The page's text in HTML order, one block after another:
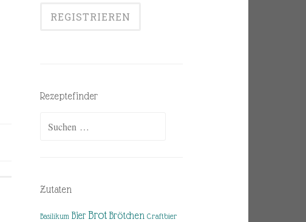
Rezeptefinder
Zutaten
Basilikum Bier Brot Brötchen Craftbier